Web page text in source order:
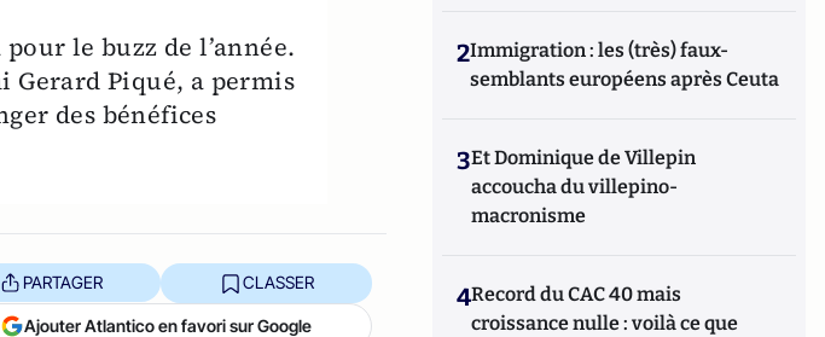
le buzz de l’année.
Gerard Piqué, a permis
des bénéfices
PARTAGER CLASSER
Ajouter Atlantico en favori sur Google
2Immigration : les (très) faux-
semblants européens après Ceuta
3Et Dominique de Villepin
accoucha du villepino-
macronisme
4Record du CAC 40 mais
croissance nulle : voilà ce que